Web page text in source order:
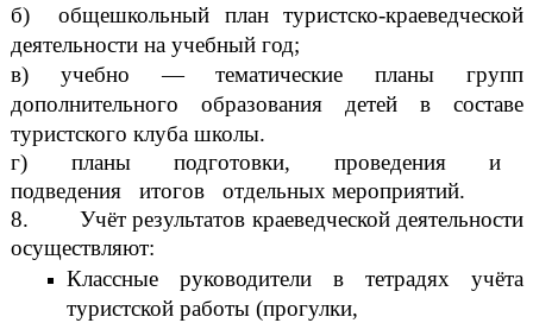
б) общешкольный план туристско-краеведческой
деятельности на учебный год;
в) учебно — тематические планы групп
дополнительного образования детей в составе
туристского клуба школы.
г) планы подготовки, проведения и
подведения итогов отдельных мероприятий.
8. Учёт результатов краеведческой деятельности
осуществляют:
Классные руководители в тетрадях учёта
туристской работы (прогулки,